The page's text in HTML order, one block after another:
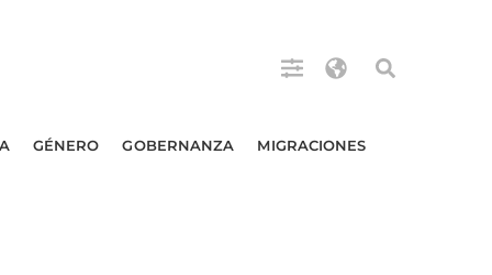
GÉNERO GOBERNANZA MIGRACIONES